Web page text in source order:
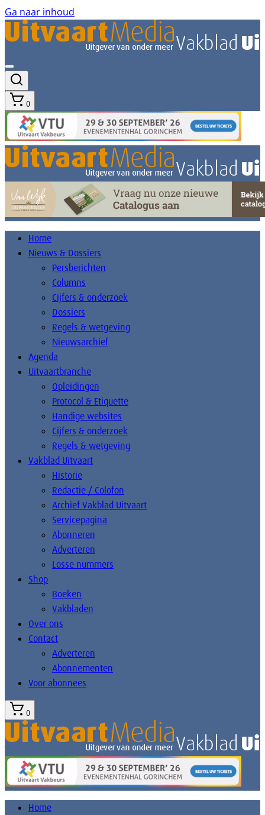
Ga naar inhoud
0
Home
Nieuws & Dossiers
Persberichten
Columns
Cijfers & onderzoek
Dossiers
Regels & wetgeving
Nieuwsarchief
Agenda
Uitvaartbranche
Opleidingen
Protocol & Etiquette
Handige websites
Cijfers & onderzoek
Regels & wetgeving
Vakblad Uitvaart
Historie
Redactie / Colofon
Archief Vakblad Uitvaart
Servicepagina
Abonneren
Adverteren
Losse nummers
Shop
Boeken
Vakbladen
Over ons
Contact
Adverteren
Abonnementen
Voor abonnees
0
Home